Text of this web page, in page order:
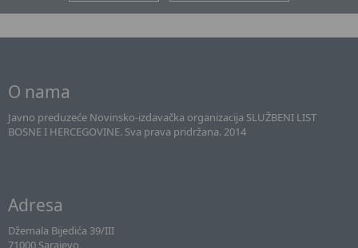
O nama
Javno preduzeće Novinsko-izdavačka organizacija SLUŽBENI LIST
BOSNE I HERCEGOVINE. Sva prava pridržana. 2014
Adresa
Džemala Bijedića 39/III
71000 Sarajevo